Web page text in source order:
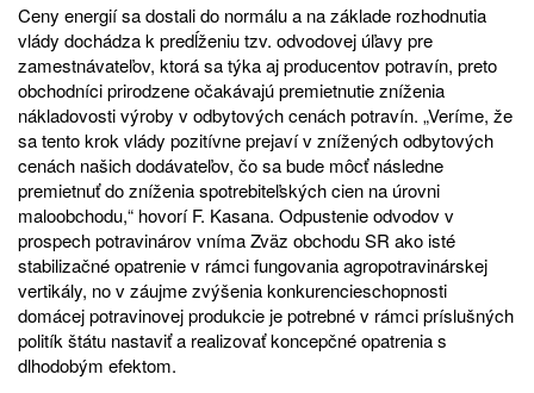
Ceny energií sa dostali do normálu a na základe rozhodnutia
vlády dochádza k predĺženiu tzv. odvodovej úľavy pre
zamestnávateľov, ktorá sa týka aj producentov potravín, preto
obchodníci prirodzene očakávajú premietnutie zníženia
nákladovosti výroby v odbytových cenách potravín. „Veríme, že
sa tento krok vlády pozitívne prejaví v znížených odbytových
cenách našich dodávateľov, čo sa bude môcť následne
premietnuť do zníženia spotrebiteľských cien na úrovni
maloobchodu,“ hovorí F. Kasana. Odpustenie odvodov v
prospech potravinárov vníma Zväz obchodu SR ako isté
stabilizačné opatrenie v rámci fungovania agropotravinárskej
vertikály, no v záujme zvýšenia konkurencieschopnosti
domácej potravinovej produkcie je potrebné v rámci príslušných
politík štátu nastaviť a realizovať koncepčné opatrenia s
dlhodobým efektom.